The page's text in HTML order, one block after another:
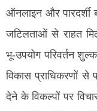
ऑनलाइन और
जटिलताओं से राहत
भू-उपयोग परिवर्तन
विकास प्राधिकरणों से
देने के विकल्पों पर